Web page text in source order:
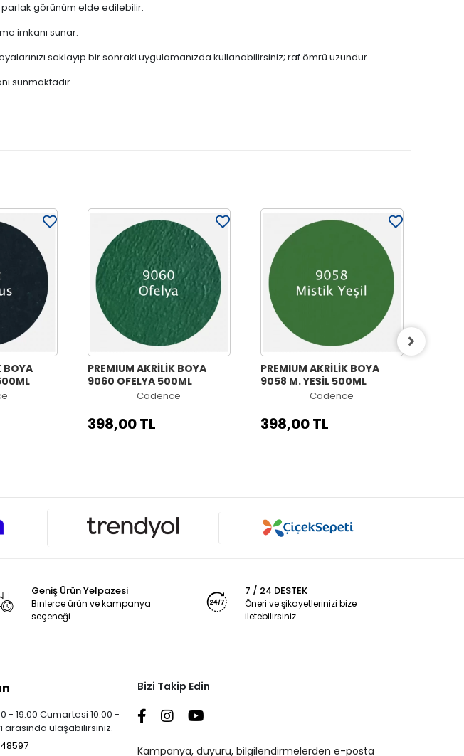
parlak görünüm elde edilebilir.
imkanı sunar.
saklayıp bir sonraki uygulamanızda kullanabilirsiniz; raf ömrü uzundur.
sunmaktadır.
BOYA
PREMIUM AKRİLİK BOYA
9060 OFELYA 500ML
Cadence
398,00 TL
PREMIUM AKRİLİK BOYA
9058 M. YEŞİL 500ML
Cadence
398,00 TL
Geniş Ürün Yelpazesi
Binlerce ürün ve kampanya
seçeneği
7 / 24 DESTEK
Öneri ve şikayetlerinizi bize
iletebilirsiniz.
- 19:00 Cumartesi 10:00 -
arasında ulaşabilirsiniz.
Bizi Takip Edin
Kampanya, duyuru, bilgilendirmelerden e-posta